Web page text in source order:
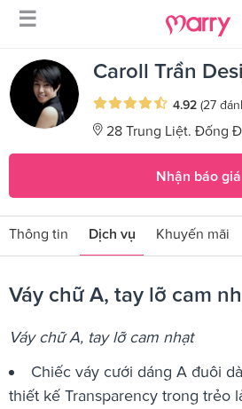
☰
Trang chủ Sản phẩm dịch vụ / Váy
Caroll Trần
4.92 (27
28 Trung Liệt. Đống
Nhận báo giá
Thông tin Dịch vụ Khuyến mãi
Váy chữ A, tay lỡ cam
Váy chữ A, tay lỡ cam nhạt
Chiếc váy cưới dáng A đuôi
thiết kế Transparency trong trẻo